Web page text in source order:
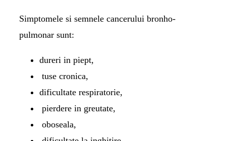
Simptomele si semnele cancerului bronho-
pulmonar sunt:
dureri in piept,
tuse cronica,
dificultate respiratorie,
pierdere in greutate,
oboseala,